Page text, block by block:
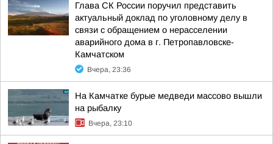
Глава СК России поручил представить
актуальный доклад по уголовному делу в
связи с обращением о нерасселении
аварийного дома в г. Петропавловске-
Камчатском
Вчера, 23:36
На Камчатке бурые медведи массово вышли
на рыбалку
Вчера, 23:10